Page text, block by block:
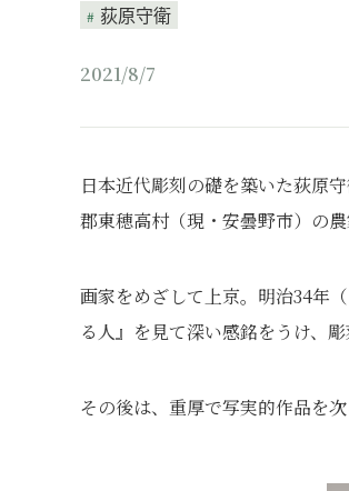
荻原守衛
2021/8/7
日本近代彫刻の礎を築いた荻原
郡東穂高村（現・安曇野市）の農
画家をめざして上京。明治34年
る人』を見て深い感銘をうけ、彫
その後は、重厚で写実的作品を